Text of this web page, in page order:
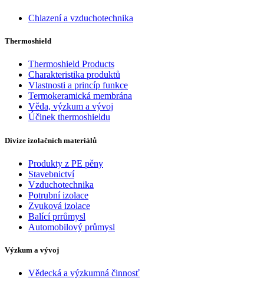
Chlazení a vzduchotechnika
Thermoshield
Thermoshield Products
Charakteristika produktů
Vlastnosti a princíp funkce
Termokeramická membrána
Věda, výzkum a vývoj
Účinek thermoshieldu
Divize izolačních materiálů
Produkty z PE pěny
Stavebnictví
Vzduchotechnika
Potrubní izolace
Zvuková izolace
Balící prrůmysl
Automobilový průmysl
Výzkum a vývoj
Vědecká a výzkumná činnosť